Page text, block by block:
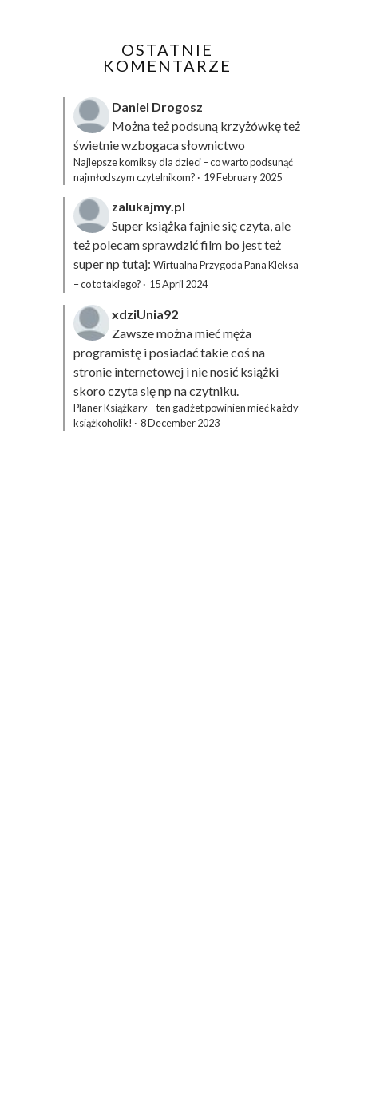
OSTATNIE
KOMENTARZE
Daniel Drogosz
Można też podsuną krzyżówkęteż
świetnie wzbogaca słownictwo
Najlepsze komiksy dla dzieci – co warto podsunąć
najmłodszym czytelnikom? · 19 February 2025
zalukajmy.pl
Super książka fajnie się czyta, ale
też polecam sprawdzić film bo jest też
super np tutaj: Wirtualna Przygoda Pana Kleksa
– co to takiego? · 15 April 2024
xdziUnia92
Zawsze można mieć męża
programistę i posiadać takie coś na
stronie internetowej i nie nosić książki
skoro czyta się np na czytniku.
Planer Książkary – ten gadżet powinien mieć każdy
książkoholik! · 8 December 2023